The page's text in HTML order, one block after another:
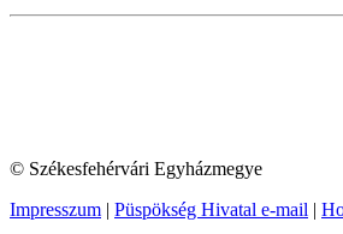
© Székesfehérvári Egyházmegye
Impresszum | Püspökség Hivatal e-mail |